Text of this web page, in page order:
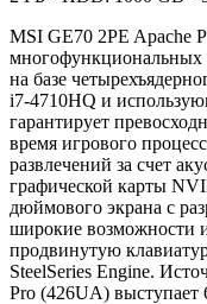
MSI GE70 2PE Apache
многофункциональных
на базе
i7-4710HQ и
гарантирует
время игрового
развлечений за счет
графической карты
дюймового экрана с
широкие возможности
продвинутую
SteelSeries Engine.
Pro (426UA) выступает